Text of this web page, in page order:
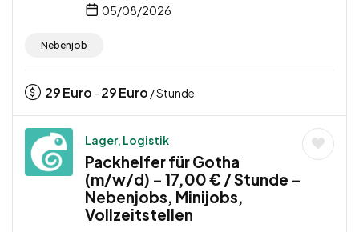
05/08/2026
Nebenjob
29Euro - 29Euro / Stunde
Lager, Logistik
Packhelfer für Gotha
(m/w/d) – 17,00 € / Stunde –
Nebenjobs, Minijobs,
Vollzeitstellen